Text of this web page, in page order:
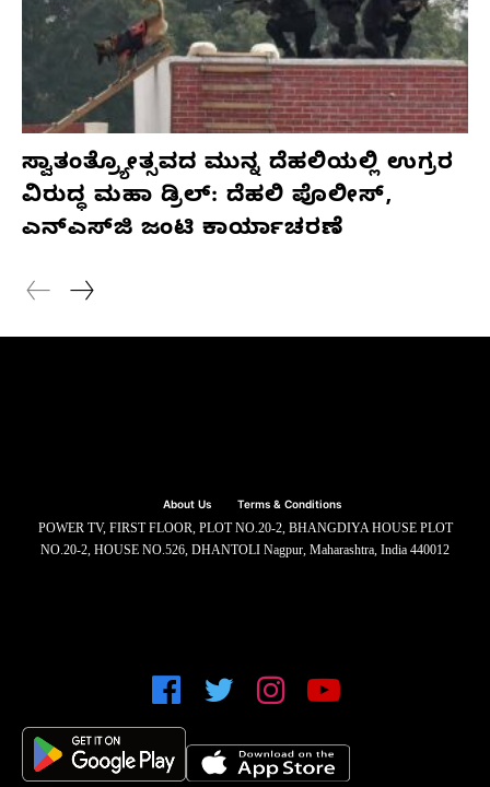
ಸ್ವಾತಂತ್ರ್ಯೋತ್ಸವದ ಮುನ್ನ ದೆಹಲಿಯಲ್ಲಿ ಉಗ್ರರ
ವಿರುದ್ಧ ಮಹಾ ಡ್ರಿಲ್: ದೆಹಲಿ ಪೊಲೀಸ್,
ಎನ್‌ಎಸ್‌ಜಿ ಜಂಟಿ ಕಾರ್ಯಾಚರಣೆ
About Us Terms & Conditions
POWER TV, FIRST FLOOR, PLOT NO.20-2, BHANGDIYA HOUSE PLOT
NO.20-2, HOUSE NO.526, DHANTOLI Nagpur, Maharashtra, India 440012